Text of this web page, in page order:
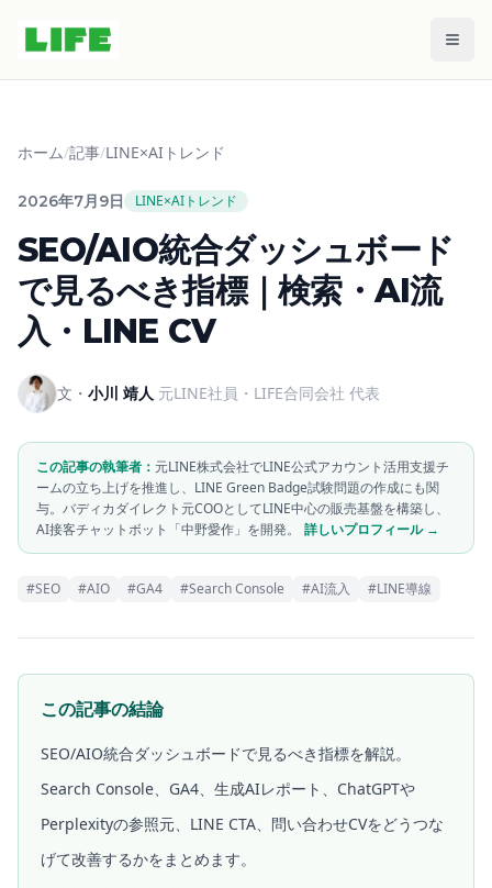
メニ
ホーム/記事/LINE×AIトレンド
2026年7月9日 LINE×AIトレンド
SEO/AIO統合ダッシュボード
で見るべき指標｜検索・AI流
入・LINE CV
文・ 小川 靖人 元LINE社員・LIFE合同会社 代表
この記事の執筆者： 元LINE株式会社でLINE公式アカウント活用支援チ
ームの立ち上げを推進し、LINE Green Badge試験問題の作成にも関
与。バディカダイレクト元COOとしてLINE中心の販売基盤を構築し、
AI接客チャットボット「中野愛作」を開発。
詳しいプロフィール →
#SEO #AIO #GA4 #Search Console #AI流入 #LINE導線
この記事の結論
SEO/AIO統合ダッシュボードで見るべき指標を解説。
Search Console、GA4、生成AIレポート、ChatGPTや
Perplexityの参照元、LINE CTA、問い合わせCVをどうつな
げて改善するかをまとめます。